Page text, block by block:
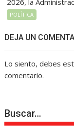
2026, la
POLÍTICA
DEJA UN
Lo siento, debes
comentario.
Buscar…